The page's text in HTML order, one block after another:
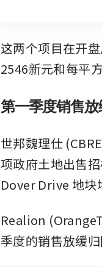
这两个项目在开
2546新元和每平
第一季度销售
世邦魏理仕
项政府土地出售
Dover Drive 地块
Realion
季度的销售放缓